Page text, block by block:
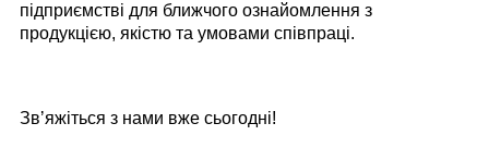
підприємстві для ближчого ознайомлення з
продукцією, якістю та умовами співпраці.
Звʼяжіться з нами вже сьогодні!